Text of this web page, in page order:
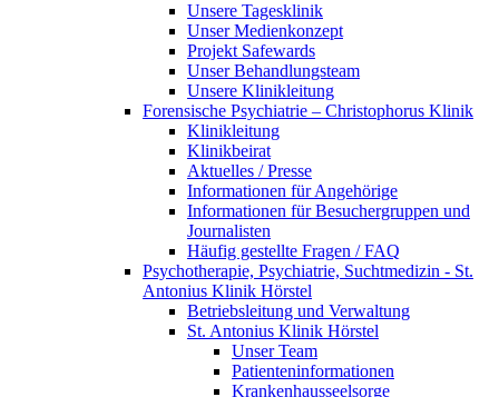
Unsere Tagesklinik
Unser Medienkonzept
Projekt Safewards
Unser Behandlungsteam
Unsere Klinikleitung
Forensische Psychiatrie – Christophorus Klinik
Klinikleitung
Klinikbeirat
Aktuelles / Presse
Informationen für Angehörige
Informationen für Besuchergruppen und
Journalisten
Häufig gestellte Fragen / FAQ
Psychotherapie, Psychiatrie, Suchtmedizin - St.
Antonius Klinik Hörstel
Betriebsleitung und Verwaltung
St. Antonius Klinik Hörstel
Unser Team
Patienteninformationen
Krankenhausseelsorge